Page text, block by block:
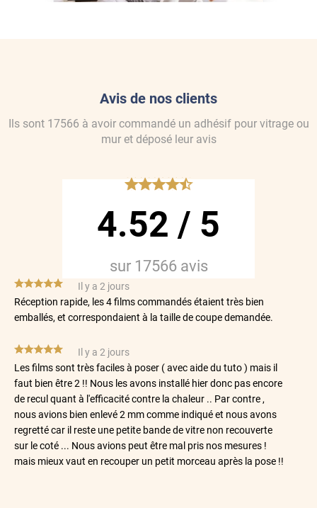
Avis de nos clients
Ils sont 17566 à avoir commandé un adhésif pour vitrage ou
muret déposé leur avis
*****
4.52 / 5
sur 17566avis
*****
Réception rapide, les 4 films commandés étaient très bien
emballés, et correspondaient à la taille de coupe demandée.
Il y a 2 jours
*****
Les films sont très faciles à poser ( avec aide du tuto ) mais il
faut bien être 2 !! Nous les avons installé hier donc pas encore
de recul quant à l'efficacité contre la chaleur .. Par contre ,
nous avions bien enlevé 2 mm comme indiqué et nous avons
regretté car il reste une petite bande de vitre non recouverte
sur le coté ... Nous avions peut être mal pris nos mesures !
mais mieux vaut en recouper un petit morceau après la pose !!
Il y a 2 jours